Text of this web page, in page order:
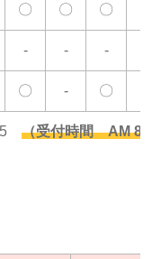
〇 〇 〇
- - -
〇 - 〇
（受付時間 AM